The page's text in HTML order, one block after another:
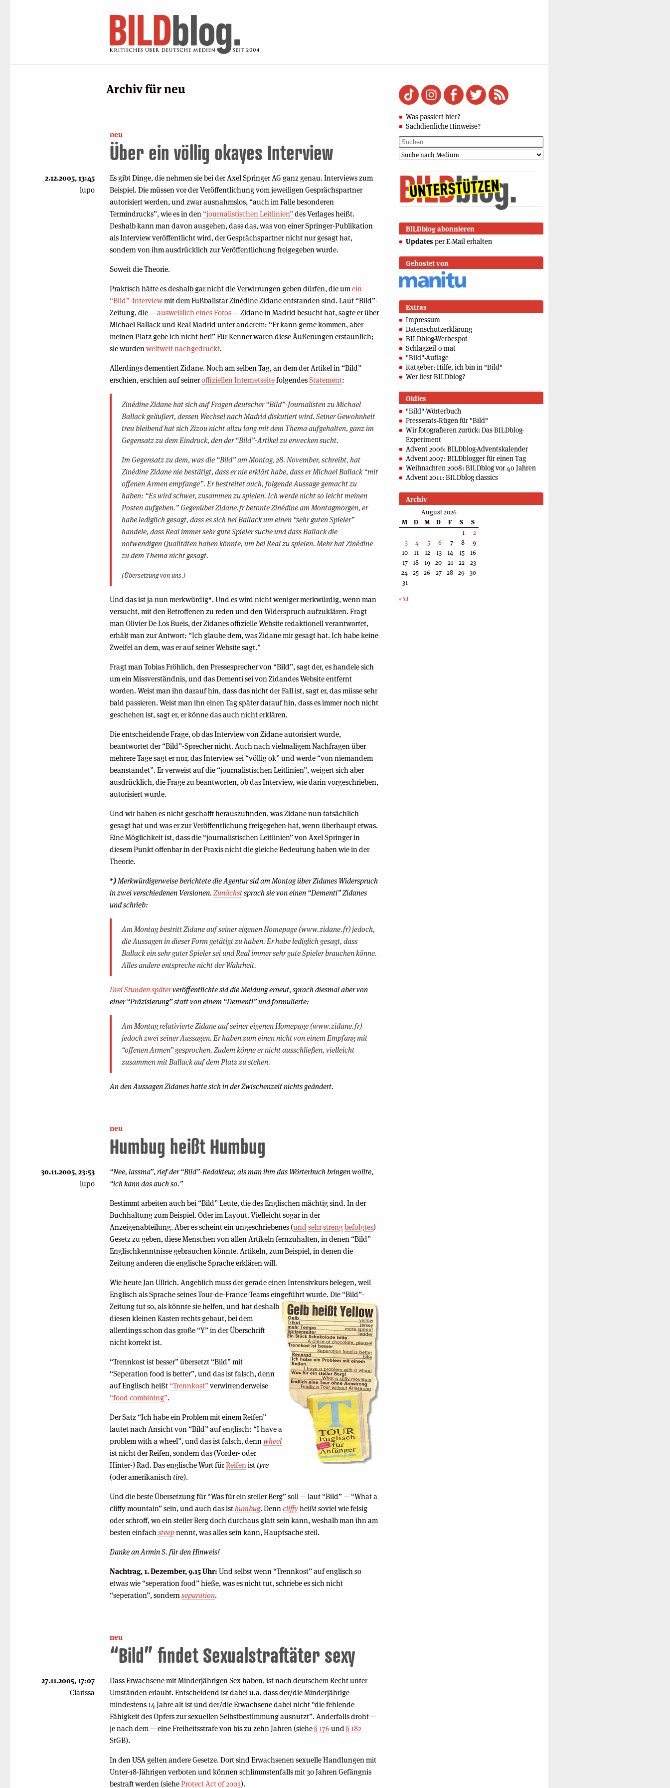
Archiv für neu
neu
Über ein völlig okayes Interview
Es gibt Dinge, die nehmen sie bei der Axel Springer AG ganz genau. Interviews zum
Beispiel. Die müssen vor der Veröffentlichung vom jeweiligen Gesprächspartner
autorisiert werden, und zwar ausnahmslos, “auch im Falle besonderen
Termindrucks”, wie es in den “journalistischen Leitlinien”des Verlages heißt.
Deshalb kann man davon ausgehen, dass das, was von einer Springer-Publikation
als Interview veröffentlicht wird, der Gesprächspartner nicht nur gesagt hat,
sondern von ihm ausdrücklich zur Veröffentlichung freigegeben wurde.
Soweit die Theorie.
Praktisch hätte es deshalb gar nicht die Verwirrungen geben dürfen, die umein
“Bild”-Interviewmit dem Fußballstar Zinédine Zidane entstanden sind. Laut “Bild”-
Zeitung, die —ausweislich eines Fotos— Zidane in Madrid besucht hat, sagte er über
Michael Ballack und Real Madrid unter anderem: “Er kann gerne kommen, aber
meinen Platz gebe ich nicht her!” Für Kenner waren diese Äußerungen erstaunlich;
sie wurden weltweit nachgedruckt.
Allerdings dementiert Zidane. Noch am selben Tag, an dem der Artikel in “Bild”
erschien, erschien auf seineroffiziellen InternetseitefolgendesStatement:
Zinédine Zidane hat sich auf Fragen deutscher “Bild”-Journalisten zu Michael
Ballack geäußert, dessen Wechsel nach Madrid diskutiert wird. Seiner Gewohnheit
treu bleibend hat sich Zizou nicht allzu lang mit dem Thema aufgehalten, ganz im
Gegensatz zu dem Eindruck, den der “Bild”-Artikel zu erwecken sucht.
Im Gegensatz zu dem, was die “Bild” am Montag, 28. November, schreibt, hat
Zinédine Zidane nie bestätigt, dass er nie erklärt habe, dass er Michael Ballack “mit
offenen Armen empfange”. Er bestreitet auch, folgende Aussage gemacht zu
haben: “Es wird schwer, zusammen zu spielen. Ich werde nicht so leicht meinen
Posten aufgeben.” Gegenüber Zidane.fr betonte Zinédine am Montagmorgen, er
habe lediglich gesagt, dass es sich bei Ballack um einen “sehr guten Spieler”
handele, dass Real immer sehr gute Spieler suche und dass Ballack die
notwendigen Qualitäten haben könnte, um bei Real zu spielen. Mehr hat Zinédine
zu dem Thema nicht gesagt.
(Übersetzung von uns.)
Und das ist ja nun merkwürdig*. Und es wird nicht weniger merkwürdig, wenn man
versucht, mit den Betroffenen zu reden und den Widerspruch aufzuklären. Fragt
man Olivier De Los Bueis, der Zidanes offizielle Website redaktionell verantwortet,
erhält man zur Antwort: “Ich glaube dem, was Zidane mir gesagt hat. Ich habe keine
Zweifel an dem, was er auf seiner Website sagt.”
Fragt man Tobias Fröhlich, den Pressesprecher von “Bild”, sagt der, es handele sich
um ein Missverständnis, und das Dementi sei von Zidandes Website entfernt
worden. Weist man ihn darauf hin, dass das nicht der Fall ist, sagt er, das müsse sehr
bald passieren. Weist man ihn einen Tag später darauf hin, dass es immer noch nicht
geschehen ist, sagt er, er könne das auch nicht erklären.
Die entscheidende Frage, ob das Interview von Zidane autorisiert wurde,
beantwortet der “Bild”-Sprecher nicht. Auch nach vielmaligem Nachfragen über
mehrere Tage sagt er nur, das Interview sei “völlig ok” und werde “von niemandem
beanstandet”. Er verweist auf die “journalistischen Leitlinien”, weigert sich aber
ausdrücklich, die Frage zu beantworten, ob das Interview, wie darin vorgeschrieben,
autorisiert wurde.
Und wir haben es nicht geschafft herauszufinden, was Zidane nun tatsächlich
gesagt hat und was er zur Veröffentlichung freigegeben hat, wenn überhaupt etwas.
Eine Möglichkeit ist, dass die “journalistischen Leitlinien” von Axel Springer in
diesem Punkt offenbar in der Praxis nicht die gleiche Bedeutung haben wie in der
Theorie.
*) Merkwürdigerweise berichtete die Agentur sid am Montag über Zidanes Widerspruch
in zwei verschiedenen Versionen. Zunächstsprach sie von einen “Dementi” Zidanes
und schrieb:
Am Montag bestritt Zidane auf seiner eigenen Homepage (www.zidane.fr) jedoch,
die Aussagen in dieser Form getätigt zu haben. Er habe lediglich gesagt, dass
Ballack ein sehr guter Spieler sei und Real immer sehr gute Spieler brauchen könne.
Alles andere entspreche nicht der Wahrheit.
Drei Stunden späterveröffentlichte sid die Meldung erneut, sprach diesmal aber von
einer “Präzisierung” statt von einem “Dementi” und formulierte:
Am Montag relativierte Zidane auf seiner eigenen Homepage (www.zidane.fr)
jedoch zwei seiner Aussagen. Er haben zum einen nicht von einem Empfang mit
“offenen Armen” gesprochen. Zudem könne er nicht ausschließen, vielleicht
zusammen mit Ballack auf dem Platz zu stehen.
An den Aussagen Zidanes hatte sich in der Zwischenzeit nichts geändert.
2.12.2005, 13:45
lupo
neu
Humbug heißt Humbug
“Nee, lassma”, rief der “Bild”-Redakteur, als man ihm das Wörterbuch bringen wollte,
“ich kann das auch so.”
Bestimmt arbeiten auch bei “Bild” Leute, die des Englischen mächtig sind. In der
Buchhaltung zum Beispiel. Oder im Layout. Vielleicht sogar in der
Anzeigenabteilung. Aber es scheint ein ungeschriebenes (und sehrstrengbefolgtes)
Gesetz zu geben, diese Menschen von allen Artikeln fernzuhalten, in denen “Bild”
Englischkenntnisse gebrauchen könnte. Artikeln, zum Beispiel, in denen die
Zeitung anderen die englische Sprache erklären will.
Wie heute Jan Ullrich. Angeblich muss der gerade einen Intensivkurs belegen, weil
Englisch als Sprache seines Tour-de-France-Teams eingeführt wurde. Die “Bild”-
Zeitung tut so, als könnte sie helfen, und hat deshalb
diesen kleinen Kasten rechts gebaut, bei dem
allerdings schon das große “Y” in der Überschrift
nicht korrekt ist.
“Trennkost ist besser” übersetzt “Bild” mit
“Seperation food is better”, und das ist falsch, denn
auf Englisch heißt “Trennkost”verwirrenderweise
“food combining”.
Der Satz “Ich habe ein Problem mit einem Reifen”
lautet nach Ansicht von “Bild” auf englisch: “I have a
problem with a wheel”, und das ist falsch, denn wheel
ist nicht der Reifen, sondern das (Vorder- oder
Hinter-) Rad. Das englische Wort fürReifen isttyre
(oder amerikanisch tire).
Und die beste Übersetzung für “Was für ein steiler Berg” soll — laut “Bild” — “What a
cliffy mountain” sein, und auch das isthumbug. Denn cliffyheißt soviel wie felsig
oder schroff, wo ein steiler Berg doch durchaus glatt sein kann, weshalb man ihn am
besten einfach steepnennt, was alles sein kann, Hauptsache steil.
Danke an Armin S. für den Hinweis!
Nachtrag, 1. Dezember, 9.15 Uhr: Und selbst wenn “Trennkost” auf englisch so
etwas wie “seperation food” hieße, was es nicht tut, schriebe es sich nicht
“seperation”, sondern separation.
30.11.2005, 23:53
lupo
neu
“Bild” findet Sexualstraftäter sexy
Dass Erwachsene mit Minderjährigen Sex haben, ist nach deutschem Recht unter
Umständen erlaubt. Entscheidend ist dabei u.a. dass der/die Minderjährige
mindestens 14 Jahre alt ist und der/die Erwachsene dabei nicht “die fehlende
Fähigkeit des Opfers zur sexuellen Selbstbestimmung ausnutzt”. Anderfalls droht —
je nach dem — eine Freiheitsstrafe von bis zu zehn Jahren (siehe§ 176und § 182
StGB).
In den USA gelten andere Gesetze. Dort sind Erwachsenen sexuelle Handlungen mit
Unter-18-Jährigen verboten und können schlimmstenfalls mit 30 Jahren Gefängnis
bestraft werden (sieheProtect Act of 2003).
27.11.2005, 17:07
Clarissa
Was passiert hier?
Sachdienliche Hinweise?
BILDblog abonnieren
Updates per E-Mail erhalten
Gehostet von
Extras
Impressum
Datenschutzerklärung
BILDblog-Werbespot
Schlagzeil-o-mat
"Bild"-Auflage
Ratgeber: Hilfe, ich bin in "Bild"
Wer liest BILDblog?
Oldies
"Bild"-Wörterbuch
Presserats-Rügen für "Bild"
Wir fotografieren zurück: Das BILDblog-
Experiment
Advent 2006: BILDblog-Adventskalender
Advent 2007: BILDblogger für einen Tag
Weihnachten 2008: BILDblog vor 40 Jahren
Advent 2011: BILDblog classics
Archiv
August 2026
M
D M D F S
S
1
2
3
4 5 6 7 8
9
10
11 12 13 14 15
16
17 18 19 20 21 22
23
24 25 26 27 28 29 30
31
« Jul